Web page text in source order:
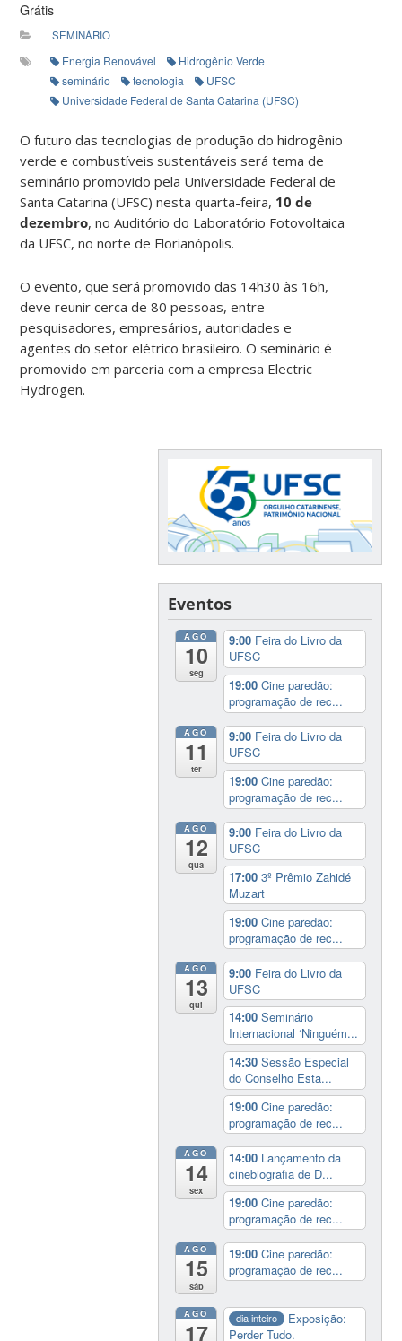
Grátis
SEMINÁRIO
Energia Renovável
Hidrogênio Verde
seminário
tecnologia
UFSC
Universidade Federal de Santa Catarina (UFSC)
O futuro das tecnologias de produção do hidrogênio
verde e combustíveis sustentáveis será tema de
seminário promovido pela Universidade Federal de
Santa Catarina (UFSC) nesta quarta-feira, 10 de
dezembro, no Auditório do Laboratório Fotovoltaica
da UFSC, no norte de Florianópolis.
O evento, que será promovido das 14h30 às 16h,
deve reunir cerca de 80 pessoas, entre
pesquisadores, empresários, autoridades e
agentes do setor elétrico brasileiro. O seminário é
promovido em parceria com a empresa Electric
Hydrogen.
Eventos
AGO
10
seg
9:00 Feira do Livro da
UFSC
19:00Cine paredão:
programação de rec...
AGO
11
ter
9:00 Feira do Livro da
UFSC
19:00Cine paredão:
programação de rec...
AGO
12
qua
9:00 Feira do Livro da
UFSC
17:003º Prêmio Zahidé
Muzart
19:00Cine paredão:
programação de rec...
AGO
13
qui
9:00 Feira do Livro da
UFSC
14:00Seminário
Internacional ‘Ninguém...
14:30Sessão Especial
do Conselho Esta...
19:00Cine paredão:
programação de rec...
AGO
14
sex
14:00 Lançamento da
cinebiografia de D...
19:00Cine paredão:
programação de rec...
AGO
15
sáb
19:00Cine paredão:
programação de rec...
AGO
17
dia inteiro
Exposição:
Perder Tudo.